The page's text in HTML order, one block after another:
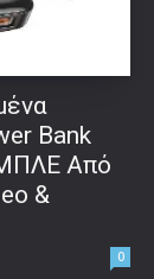
Bank
Από
&
0